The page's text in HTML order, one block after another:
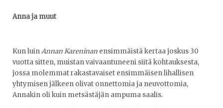
Anna ja muut
Kun luinAnnan Kareninan ensimmäistä kertaa joskus 30
vuotta sitten, muistan vaivaantuneeni siitä kohtauksesta,
jossa molemmat rakastavaiset ensimmäisen lihallisen
yhtymisen jälkeen olivat onnettomia ja neuvottomia,
Annakin oli kuin metsästäjän ampuma saalis.